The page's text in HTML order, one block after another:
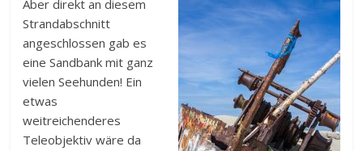
Aber direkt an diesem
Strandabschnitt
angeschlossen gab es
eine Sandbank mit ganz
vielen Seehunden! Ein
etwas
weitreichenderes
Teleobjektiv wäre da